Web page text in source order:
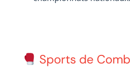
Sports de